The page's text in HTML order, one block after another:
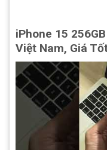
iPhone 15
Việt Nam, Giá